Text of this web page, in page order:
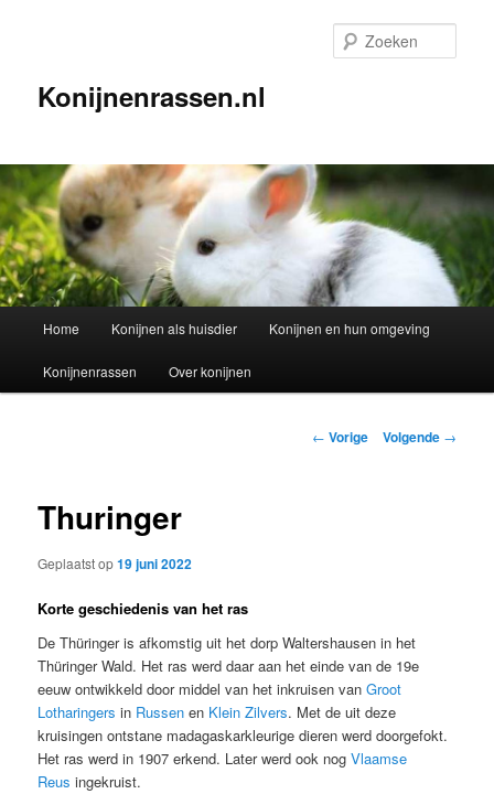
inhoudKonijnenrassen.nl
Home Konijnen als huisdier Konijnen en hun omgeving
Konijnenrassen Over konijnen
Berichtnavigatie
← Vorige Volgende →
Thuringer
Geplaatst op19 juni 2022
Korte geschiedenis van het ras
De Thüringer is afkomstig uit het dorp Waltershausen in het
Thüringer Wald. Het ras werd daar aan het einde van de 19e
eeuw ontwikkeld door middel van het inkruisen vanGroot
Lotharingers in Russen en Klein Zilvers. Met de uit deze
kruisingen ontstane madagaskarkleurige dieren werd doorgefokt.
Het ras werd in 1907 erkend. Later werd ook nogVlaamse
Reus ingekruist.